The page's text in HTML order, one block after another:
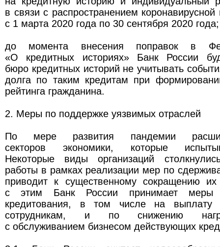
в связи с распространением
с 1 марта 2020 года по 30 сентября 2020 года;
до момента внесения поправок в
«О кредитных историях» Банк России
бюро кредитных историй не учитывать
долга по таким кредитам при
рейтинга гражданина.
2. Меры по поддержке уязвимых отраслей
По мере развития пандемии
секторов экономики, которые
Некоторые виды организаций
работы в рамках реализации мер по
приводит к существенному сокращению
с этим Банк России принимает меры
кредитования, в том числе на выплату
сотрудникам, и по снижению
с обслуживанием бизнесом действующих